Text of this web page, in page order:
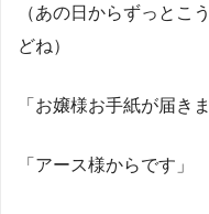
（あの日からずっとこ
どね）
「お嬢様お手紙が届き
「アース様からです」